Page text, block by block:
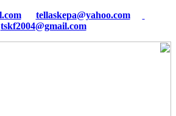
tellaskepa@yahoo.com
tskf2004@gmail.com